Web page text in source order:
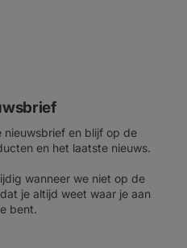
nieuwsbrief en blijf op de
en het laatste nieuws.
wanneer we niet op de
je altijd weet waar je aan
bent.